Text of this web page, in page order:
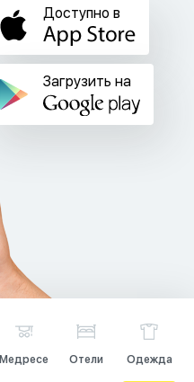
Доступно в
Загрузить на
Медресе Отели Одежда